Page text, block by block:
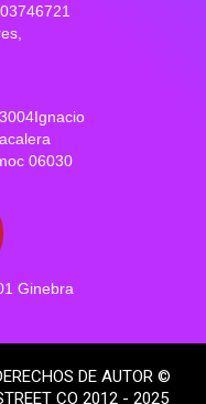
06030
Ginebra
DE AUTOR ©
CO 2012 - 2025